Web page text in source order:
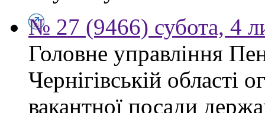
№ 27 (9466) субота, 4
Головне управління
Чернігівській області
вакантної посади